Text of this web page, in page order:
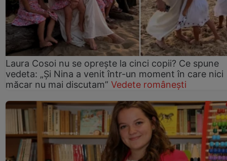
Laura Cosoi nu se oprește la cinci copii? Ce spune
vedeta: „Și Nina a venit într-un moment în care nici
măcar nu mai discutam” Vedete românești